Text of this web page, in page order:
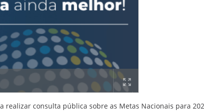
consulta pública sobre as Metas Nacionais para